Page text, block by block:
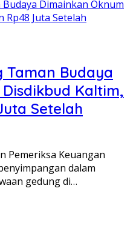
Taman Budaya
Kaltim,
Setelah
Pemeriksa Keuangan
dalam
gedung di…